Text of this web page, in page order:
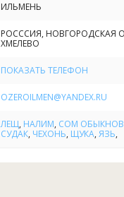
заряд энергии,
эмоций! Если Вы
рыбалка (река
ИЛЬМЕНЬ
РОСССИЯ, НОВГОРОДСКАЯ
ХМЕЛЕВО
ПОКАЗАТЬ ТЕЛЕФОН
OZEROILMEN@YANDEX.RU
ЛЕЩ, НАЛИМ, СОМ
СУДАК, ЧЕХОНЬ, ЩУКА, ЯЗЬ,